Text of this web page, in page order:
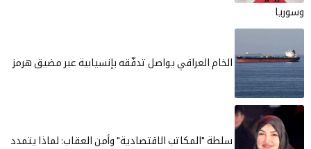
وسوريا
الخام العراقي يواصل تدفّقه بإنسيابية عبر مضيق هرمز
سلطة "المكاتب الاقتصادية" وأمن العقاب: لماذا يتمدد